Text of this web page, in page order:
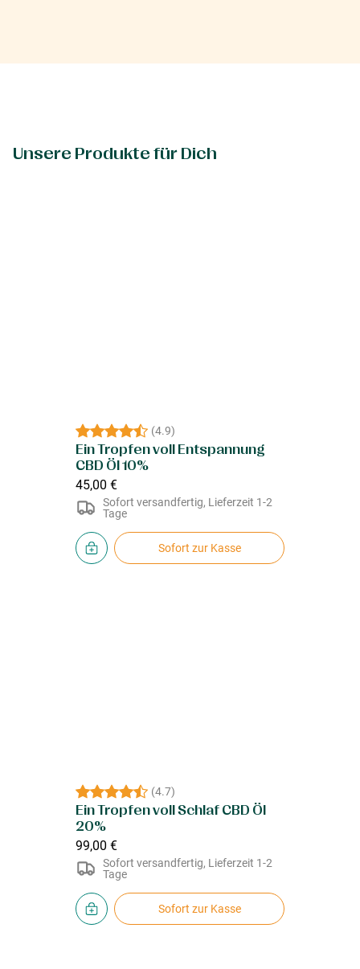
Unsere Produkte für Dich
(4.9)
Ein Tropfen voll Entspannung
CBD Öl 10%
45,00 €
Sofort versandfertig, Lieferzeit 1-2
Tage
Sofort zur Kasse
(4.7)
Ein Tropfen voll Schlaf CBD Öl
20%
99,00 €
Sofort versandfertig, Lieferzeit 1-2
Tage
Sofort zur Kasse